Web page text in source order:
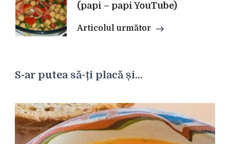
(papi – papi YouTube)
Articolul următor
S-ar putea să-ți placă și...